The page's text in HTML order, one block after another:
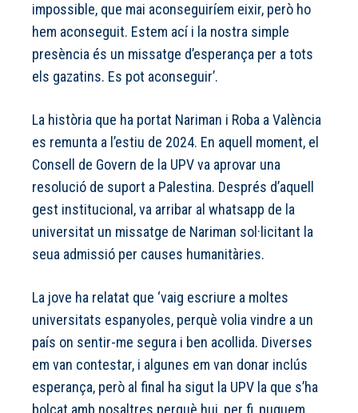
impossible, que mai aconseguiríem eixir, però ho
hem aconseguit. Estem ací i la nostra simple
presència és un missatge d’esperança per a tots
els gazatins. Es pot aconseguir’.
La història que ha portat Nariman i Roba a València
es remunta a l’estiu de 2024. En aquell moment, el
Consell de Govern de la UPV va aprovar una
resolució de suport a Palestina. Després d’aquell
gest institucional, va arribar al whatsapp de la
universitat un missatge de Nariman sol·licitant la
seua admissió per causes humanitàries.
La jove ha relatat que ‘vaig escriure a moltes
universitats espanyoles, perquè volia vindre a un
país on sentir-me segura i ben acollida. Diverses
em van contestar, i algunes em van donar inclús
esperança, però al final ha sigut la UPV la que s’ha
bolcat amb nosaltres perquè hui, per fi, puguem